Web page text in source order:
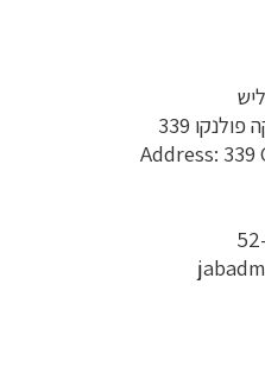
339
Address: 339